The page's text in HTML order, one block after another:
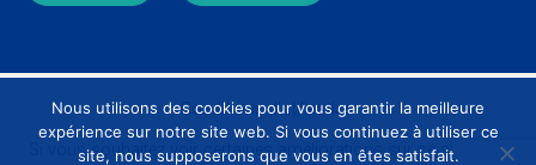
Conditions d’utilisation
Si vous souhaitez voir certaines améliorations sur ce site Web,
Nous utilisons des cookies pour vous garantir la meilleure
expérience sur notre site web. Si vous continuez à utiliser ce
site, nous supposerons que vous en êtes satisfait.